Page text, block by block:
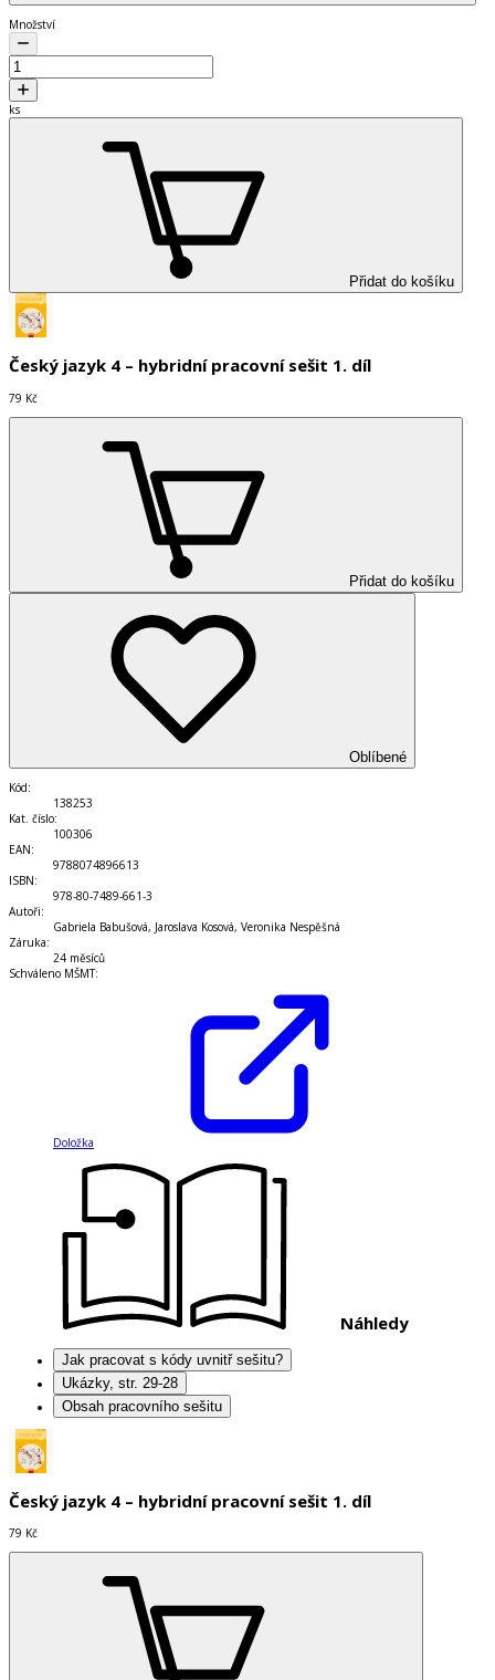
Množství
ks
Přidat do košíku
Český jazyk 4 – hybridní pracovní sešit 1. díl
79 Kč
Přidat do košíku
Oblíbené
Kód:
138253
Kat. číslo:
100306
EAN:
9788074896613
ISBN:
978-80-7489-661-3
Autoři:
Gabriela Babušová, Jaroslava Kosová, Veronika Nespěšná
Záruka:
24 měsíců
Schváleno MŠMT:
Doložka
Náhledy
Jak pracovat s kódy uvnitř sešitu?
Ukázky, str. 29-28
Obsah pracovního sešitu
Český jazyk 4 – hybridní pracovní sešit 1. díl
79 Kč